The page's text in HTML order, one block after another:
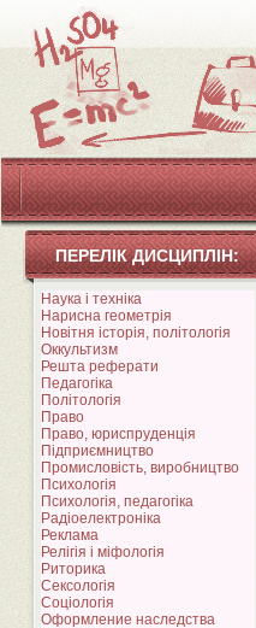
ПЕРЕЛІК ДИСЦИПЛІН:
Наука і техніка
Нарисна геометрія
Новітня історія, політологія
Оккультизм
Решта реферати
Педагогіка
Політологія
Право
Право, юриспруденція
Підприємництво
Промисловість, виробництво
Психологія
Психологія, педагогіка
Радіоелектроніка
Реклама
Релігія і міфологія
Риторика
Сексологія
Соціологія
Оформление наследства